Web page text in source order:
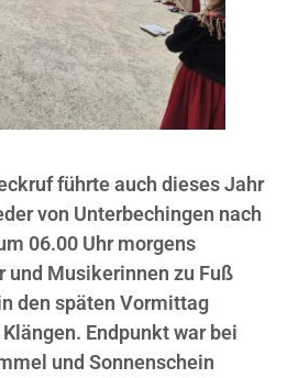
führte auch dieses Jahr
von Unterbechingen nach
06.00 Uhr morgens
Musikerinnen zu Fuß
den späten Vormittag
Endpunkt war bei
und Sonnenschein